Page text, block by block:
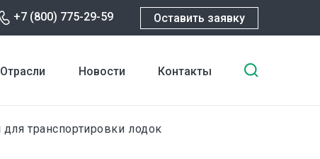
+7 (800) 775-29-59 Оставить заявку
Отрасли Новости Контакты
транспортировки лодок